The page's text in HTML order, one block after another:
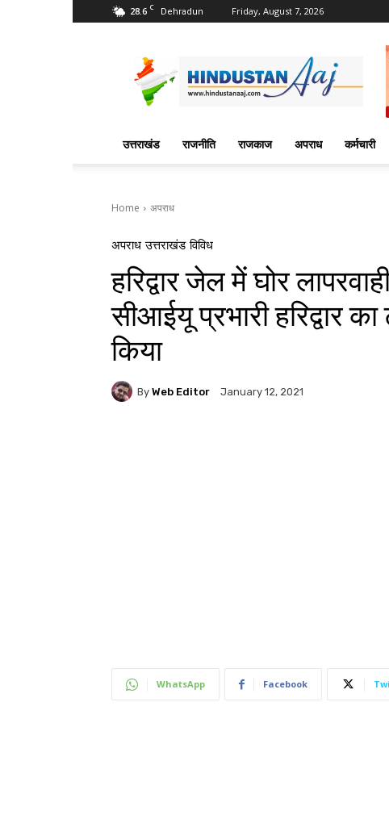
28.6 C Dehradun Friday, August 7, 2026
Aaj
News
उत्तराखंड राजनीति राजकाज अपराध कर्मचारी
Home अपराध
अपराध उत्तराखंड विविध
हरिद्वार जेल में घोर
सीआईयू प्रभारी हरिद्वार
किया
By Web Editor January 12, 2021
WhatsApp Facebook